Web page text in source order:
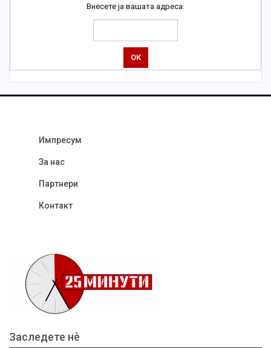
Внесете ја вашата адреса:
Импресум
За нас
Партнери
Контакт
Заследете нѐ